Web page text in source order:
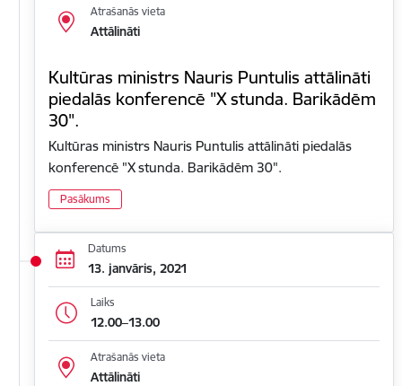
Atrašanās vieta
Attālināti
Kultūras ministrs Nauris Puntulis attālināti
piedalās konferencē "X stunda. Barikādēm
30".
Kultūras ministrs Nauris Puntulis attālināti piedalās
konferencē "X stunda. Barikādēm 30".
Pasākums
Datums
13. janvāris, 2021
Laiks
12.00–13.00
Atrašanās vieta
Attālināti